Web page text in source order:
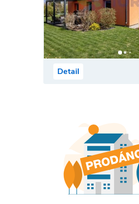
Detail